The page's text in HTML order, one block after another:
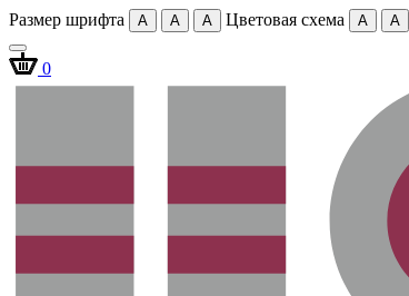
Размер шрифта A A A Цветовая схема A A
0